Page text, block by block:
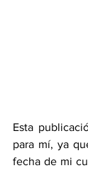
Esta
para mí, ya
fecha de mi